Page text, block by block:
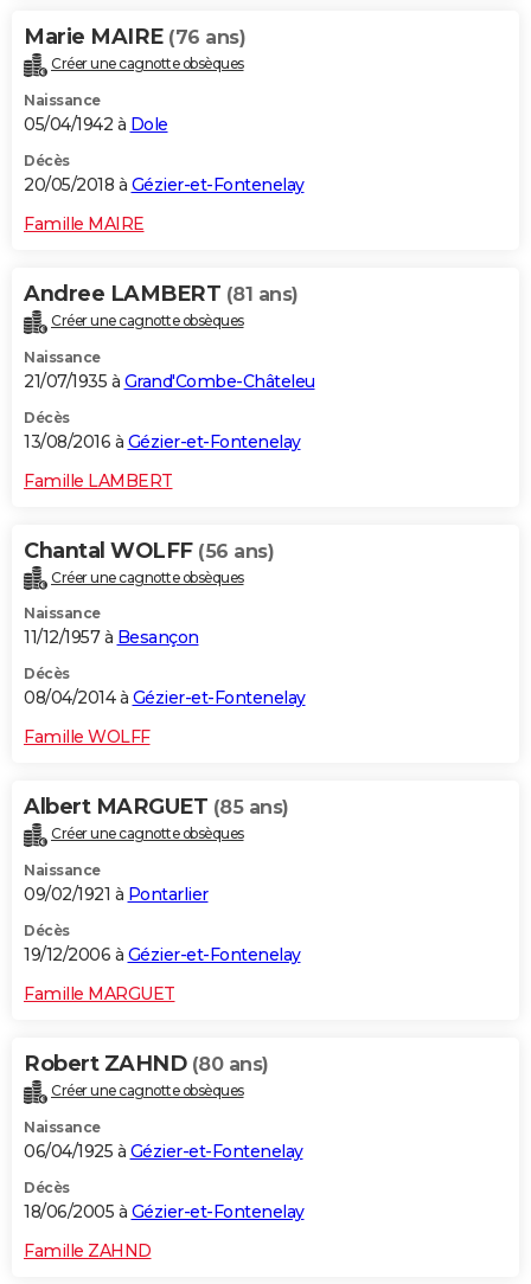
Marie MAIRE (76 ans)
Créer une cagnotte obsèques
Naissance
05/04/1942 à Dole
Décès
20/05/2018 à Gézier-et-Fontenelay
Famille MAIRE
Andree LAMBERT (81 ans)
Créer une cagnotte obsèques
Naissance
21/07/1935 à Grand'Combe-Châteleu
Décès
13/08/2016 à Gézier-et-Fontenelay
Famille LAMBERT
Chantal WOLFF (56 ans)
Créer une cagnotte obsèques
Naissance
11/12/1957 à Besançon
Décès
08/04/2014 à Gézier-et-Fontenelay
Famille WOLFF
Albert MARGUET (85 ans)
Créer une cagnotte obsèques
Naissance
09/02/1921 à Pontarlier
Décès
19/12/2006 à Gézier-et-Fontenelay
Famille MARGUET
Robert ZAHND (80 ans)
Créer une cagnotte obsèques
Naissance
06/04/1925 à Gézier-et-Fontenelay
Décès
18/06/2005 à Gézier-et-Fontenelay
Famille ZAHND